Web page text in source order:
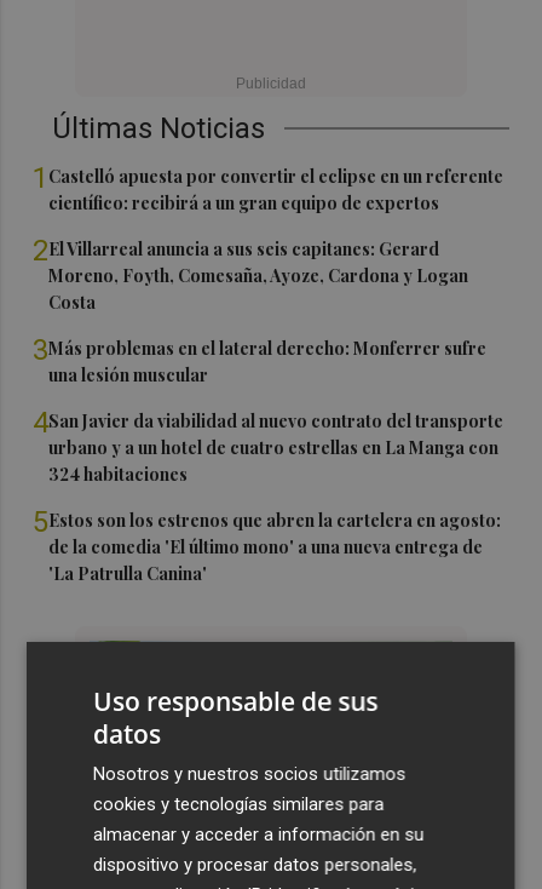
Últimas Noticias
1 Castelló apuesta por convertir el eclipse en un referente
científico: recibirá a un gran equipo de expertos
2El Villarreal anuncia a sus seis capitanes: Gerard
Moreno, Foyth, Comesaña, Ayoze, Cardona y Logan
Costa
3Más problemas en el lateral derecho: Monferrer sufre
una lesión muscular
4San Javier da viabilidad al nuevo contrato del transporte
urbano y a un hotel de cuatro estrellas en La Manga con
324 habitaciones
5Estos son los estrenos que abren la cartelera en agosto:
de la comedia 'El último mono' a una nueva entrega de
'La Patrulla Canina'
Uso responsable de sus
datos
Nosotros y nuestros socios utilizamos
cookies y tecnologías similares para
almacenar y acceder a información en su
dispositivo y procesar datos personales,